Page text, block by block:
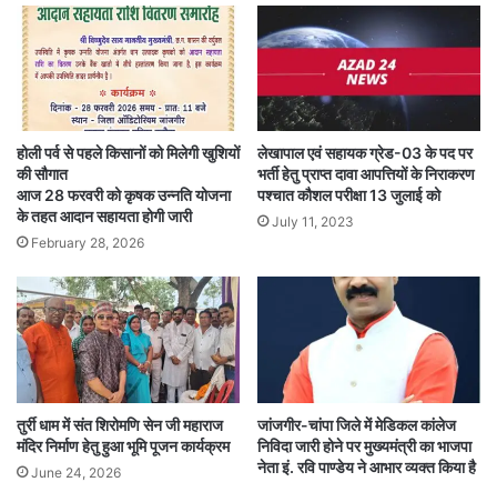
होली पर्व से पहले किसानों को मिलेगी खुशियों
की सौगात
आज 28 फरवरी को कृषक उन्नति योजना
के तहत आदान सहायता होगी जारी
February 28, 2026
लेखापाल एवं सहायक ग्रेड-03 के पद पर
भर्ती हेतु प्राप्त दावा आपत्तियों के निराकरण
पश्चात कौशल परीक्षा 13 जुलाई को
July 11, 2023
तुर्री धाम में संत शिरोमणि सेन जी महाराज
मंदिर निर्माण हेतु हुआ भूमि पूजन कार्यक्रम
June 24, 2026
जांजगीर-चांपा जिले में मेडिकल कांलेज
निविदा जारी होने पर मुख्यमंत्री का भाजपा
नेता इं. रवि पाण्डेय ने आभार व्यक्त किया है